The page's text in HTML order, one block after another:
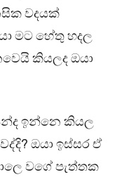
වදයක්
මට හේතු හදල
කියලද ඔයා
ඉන්නෙ කියල
ඔයා ඉස්සර ඒ
වගේ පැත්තක